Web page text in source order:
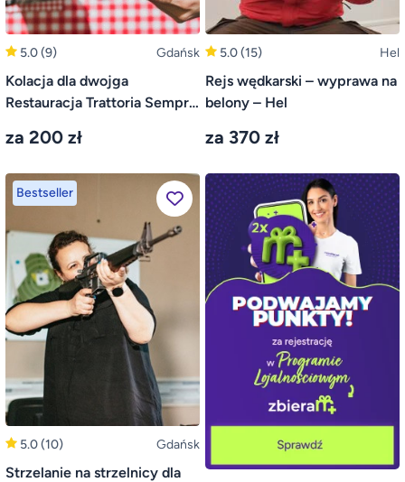
5.0(9) Gdańsk
Kolacja dla dwojga
Restauracja Trattoria Sempre
za 200 zł
5.0(15) Hel
Rejs wędkarski – wyprawa na
belony – Hel
za 370 zł
Bestseller
5.0(10) Gdańsk
Strzelanie na strzelnicy dla